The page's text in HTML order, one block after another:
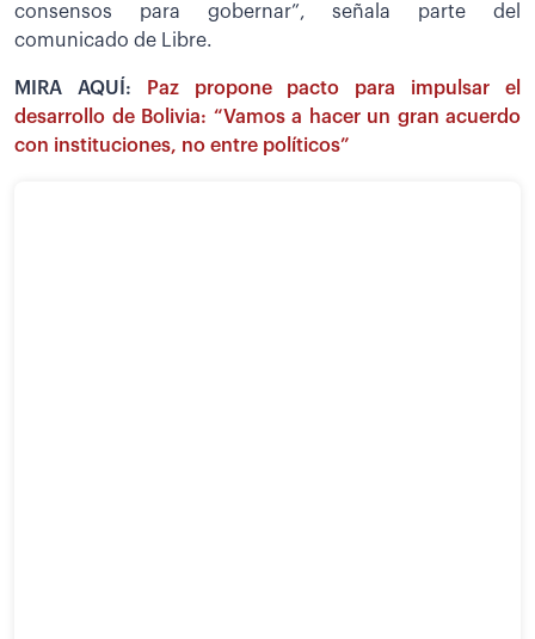
consensos para gobernar”, señala parte del
comunicado de Libre.
MIRA AQUÍ:
Paz propone pacto para impulsar el
desarrollo de Bolivia: “Vamos a hacer un gran acuerdo
con instituciones, no entre políticos”